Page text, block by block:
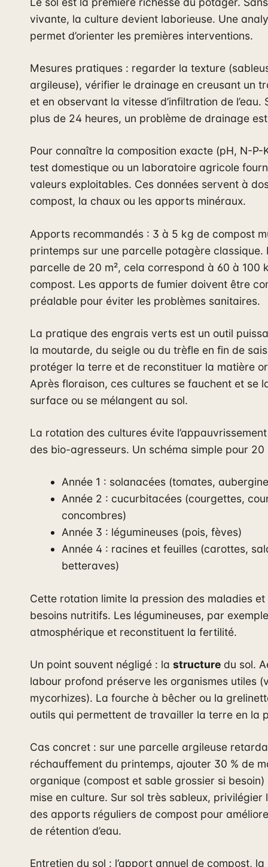
vivante, la culture devient laborieuse. Une
permet d’orienter les premières interventions.
Mesures pratiques : regarder la texture
argileuse), vérifier le drainage en creusant un
et en observant la vitesse d’infiltration de l’eau.
plus de 24 heures, un problème de drainage
Pour connaître la composition exacte (pH, N-P-
test domestique ou un laboratoire agricole
valeurs exploitables. Ces données servent à
compost, la chaux ou les apports minéraux.
Apports recommandés : 3 à 5 kg de compost
printemps sur une parcelle potagère classique.
parcelle de 20 m², cela correspond à 60 à 100
compost. Les apports de fumier doivent être
préalable pour éviter les problèmes sanitaires.
La pratique des engrais verts est un outil
la moutarde, du seigle ou du trèfle en fin de
protéger la terre et de reconstituer la matière
Après floraison, ces cultures se fauchent et se
surface ou se mélangent au sol.
La rotation des cultures évite
des bio-agresseurs. Un schéma simple pour 20
Année 1 : solanacées (tomates,
Année 2 : cucurbitacées (courgettes,
concombres)
Année 3 : légumineuses (pois, fèves)
Année 4 : racines et feuilles (carottes,
betteraves)
Cette rotation limite la pression des maladies
besoins nutritifs. Les légumineuses, par
atmosphérique et reconstituent la fertilité.
Un point souvent négligé : la structure du sol.
labour profond préserve les organismes utiles
mycorhizes). La fourche à bêcher ou la
outils qui permettent de travailler la terre en la
Cas concret : sur une parcelle argileuse
réchauffement du printemps, ajouter 30 % de
organique (compost et sable grossier si
mise en culture. Sur sol très sableux, privilégier
des apports réguliers de compost pour
de rétention d’eau.
Entretien du sol : l’apport annuel de compost,